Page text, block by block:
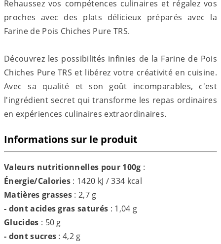
Rehaussez vos compétences culinaires et régalez vos
proches avec des plats délicieux préparés avec la
Farine de Pois Chiches Pure TRS.
Découvrez les possibilités infinies de la Farine de Pois
Chiches Pure TRS et libérez votre créativité en cuisine.
Avec sa qualité et son goût incomparables, c'est
l'ingrédient secret qui transforme les repas ordinaires
en expériences culinaires extraordinaires.
Informations sur le produit
Valeurs nutritionnelles pour 100g :
Énergie/Calories : 1420 kJ / 334 kcal
Matières grasses : 2,7 g
- dont acides gras saturés : 1,04 g
Glucides : 50 g
- dont sucres : 4,2 g